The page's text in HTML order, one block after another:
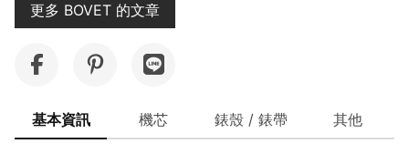
更多 BOVET 的文章
基本資訊 機芯 錶殼 / 錶帶 其他